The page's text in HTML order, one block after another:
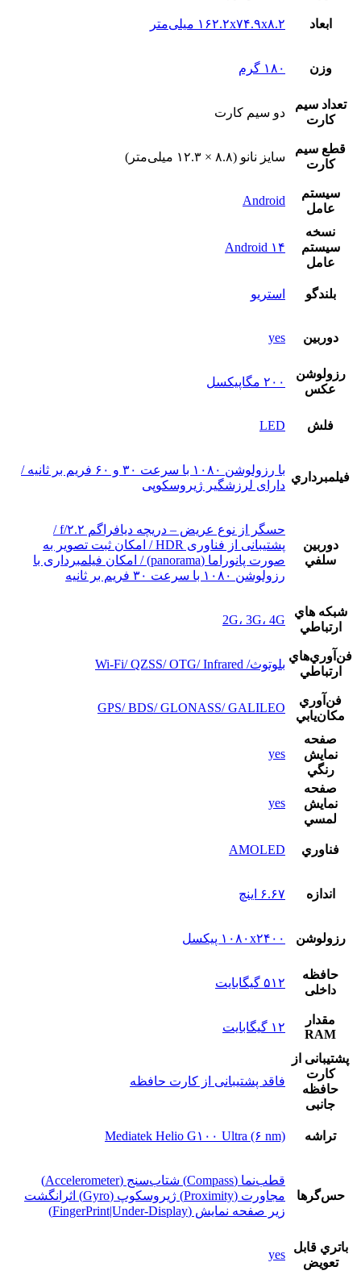
ابعاد ۱۶۲.۲x۷۴.۹x۸.۲ میلی‌متر
وزن ۱۸۰ گرم
تعداد سيم
کارت
دو سيم کارت
قطع سيم
کارت
سایز نانو (۸.۸ × ۱۲.۳ میلی‌متر)
سيستم
عامل
Android
نسخه
سيستم
عامل
Android ۱۴
بلندگو استريو
دوربين yes
رزولوشن
عکس
۲۰۰ مگاپیکسل
فلش LED
فيلمبرداري
با رزولوشن ۱۰۸۰ با سرعت ۳۰ و ۶۰ فریم بر ثانیه /
دارای لرزشگیر ژیروسکوپی
دوربين
سلفي
حسگر از نوع عریض – دریچه دیافراگم f/۲.۲ /
پشتیبانی از فناوری HDR / امکان ثبت تصویر به
صورت پانوراما (panorama) / امکان فیلمبرداری با
رزولوشن ۱۰۸۰ با سرعت ۳۰ فریم بر ثانیه
شبکه هاي
ارتباطي
2G، 3G، 4G
فن‌آوري‌هاي
ارتباطي
بلوتوث/ Wi-Fi/ QZSS/ OTG/ Infrared
فن‌آوري
مکان‌يابي
GPS/ BDS/ GLONASS/ GALILEO
صفحه
نمايش
رنگي
yes
صفحه
نمايش
لمسي
yes
فناوري AMOLED
اندازه ۶.۶۷ اینچ
رزولوشن ۱۰۸۰x۲۴۰۰ پیکسل
حافظه
داخلی
۵۱۲ گیگابایت
مقدار
RAM
۱۲ گیگابایت
پشتيبانی از
کارت
حافظه
جانبی
فاقد پشتیبانی از کارت حافظه
تراشه Mediatek Helio G۱۰۰ Ultra (۶ nm)
حس‌گرها
قطب‌نما (Compass) شتاب‌سنج (Accelerometer)
مجاورت (Proximity) ژیروسکوپ (Gyro) اثرانگشت
زیر صفحه نمایش (FingerPrint|Under-Display)
باتري قابل
تعويض
yes